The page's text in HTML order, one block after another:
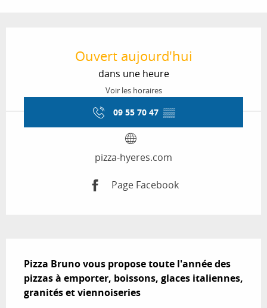
Ouvert aujourd'hui
dans une heure
Voir les horaires
09 55 70 47 ▒▒
pizza-hyeres.com
Page Facebook
Pizza Bruno vous propose toute l'année des
pizzas à emporter, boissons, glaces italiennes,
granités et viennoiseries